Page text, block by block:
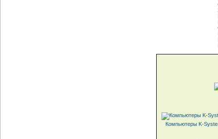
Компьютеры K-